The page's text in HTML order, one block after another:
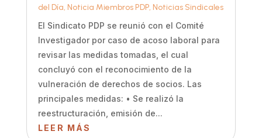
del Día, Noticia Miembros PDP, Noticias Sindicales
El Sindicato PDP se reunió con el Comité
Investigador por caso de acoso laboral para
revisar las medidas tomadas, el cual
concluyó con el reconocimiento de la
vulneración de derechos de socios. Las
principales medidas: • Se realizó la
reestructuración, emisión de...
LEER MÁS